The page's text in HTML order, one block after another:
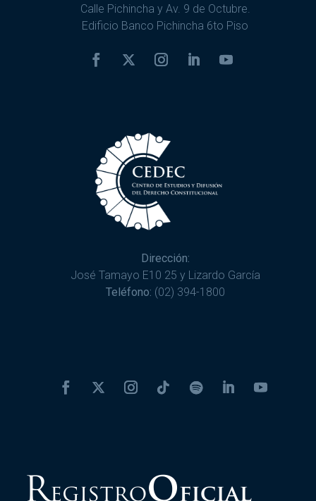
Calle Pichincha y Av. 9 de Octubre.
Edificio Banco Pichincha 6to Piso
Dirección:
José Tamayo E10 25 y Lizardo García
Teléfono: (02) 394-1800